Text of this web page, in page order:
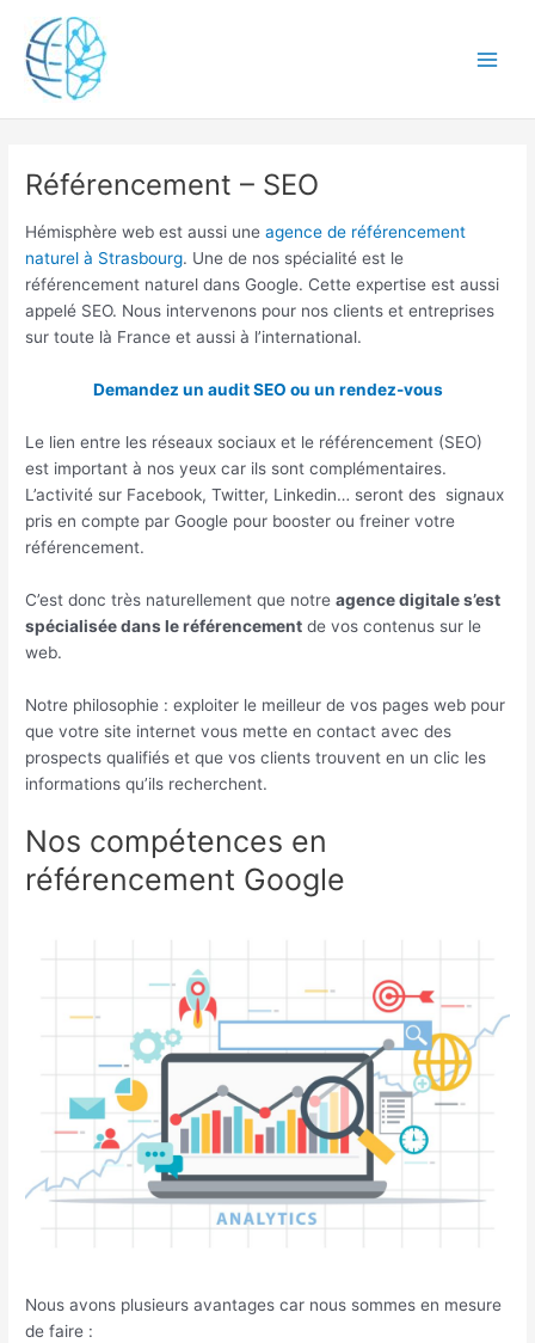
contenu
Référencement – SEO
Hémisphère web est aussi uneagence de référencement
naturel à Strasbourg. Une de nos spécialité est le
référencement naturel dans Google. Cette expertise est aussi
appelé SEO. Nous intervenons pour nos clients et entreprises
sur toute là France et aussi à l’international.
Demandez un audit SEO ou un rendez-vous
Le lien entre les réseaux sociaux et le référencement (SEO)
est important à nos yeux car ils sont complémentaires.
L’activité sur Facebook, Twitter, Linkedin… seront des signaux
pris en compte par Google pour booster ou freiner votre
référencement.
C’est donc très naturellement que notreagence digitale s’est
spécialisée dans le référencement de vos contenus sur le
web.
Notre philosophie : exploiter le meilleur de vos pages web pour
que votre site internet vous mette en contact avec des
prospects qualifiés et que vos clients trouvent en un clic les
informations qu’ils recherchent.
Nos compétences en
référencement Google
Nous avons plusieurs avantages car nous sommes en mesure
de faire :